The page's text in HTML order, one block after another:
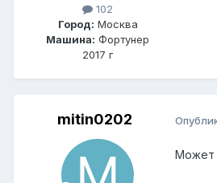
102
Город: Москва
Машина: Фортунер
2017 г
mitin0202
Может